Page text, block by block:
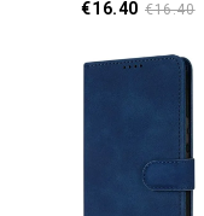
€16.40 €16.40